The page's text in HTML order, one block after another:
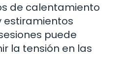
de calentamiento
estiramientos
puede
la tensión en las